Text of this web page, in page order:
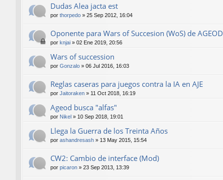
Dudas Alea jacta est
por thorpedo » 25 Sep 2012, 16:04
Oponente para Wars of Succesion (WoS) de AGEOD
por knjai » 02 Ene 2019, 20:56
Wars of succession
por Gonzalo » 06 Jul 2016, 16:03
Reglas caseras para juegos contra la IA en AJE
por Jaitoraken » 11 Oct 2018, 16:19
Ageod busca "alfas"
por Nikel » 10 Sep 2018, 19:01
Llega la Guerra de los Treinta Años
por ashandresash » 13 May 2015, 15:54
CW2: Cambio de interface (Mod)
por picaron » 23 Sep 2013, 13:39